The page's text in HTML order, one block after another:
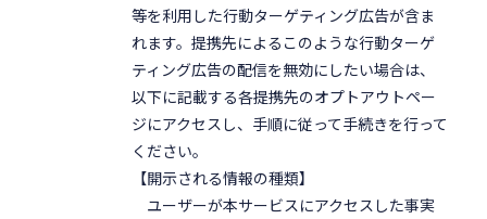
等を利用した行動ターゲティング広告が含ま
れます。提携先によるこのような行動ターゲ
ティング広告の配信を無効にしたい場合は、
以下に記載する各提携先のオプトアウトペー
ジにアクセスし、手順に従って手続きを行って
ください。
【開示される情報の種類】
ユーザーが本サービスにアクセスした事実